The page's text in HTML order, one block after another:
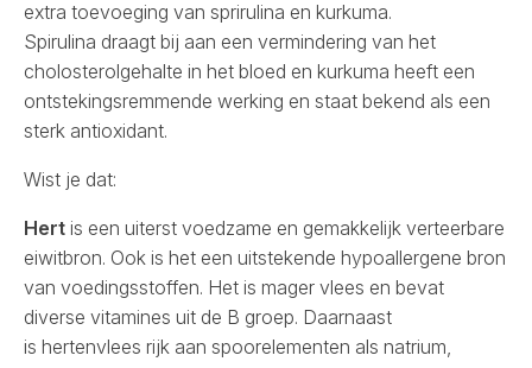
extra toevoeging van sprirulina en kurkuma.
Spirulina draagt bij aan een vermindering van het
cholosterolgehalte in het bloed en kurkuma heeft een
ontstekingsremmende werking en staat bekend als een
sterk antioxidant.
Wist je dat:
Hert is een uiterst voedzame en gemakkelijk verteerbare
eiwitbron. Ook is het een uitstekende hypoallergene bron
van voedingsstoffen. Het is mager vlees en bevat
diverse vitamines uit de B groep. Daarnaast
is hertenvlees rijk aan spoorelementen als natrium,